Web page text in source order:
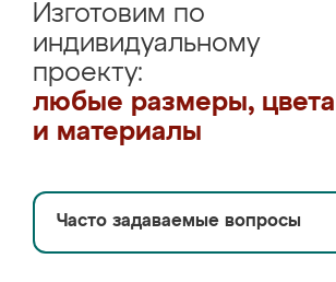
Изготовим по
индивидуальному
проекту:
любые размеры, цвета
и материалы
Часто задаваемые вопросы